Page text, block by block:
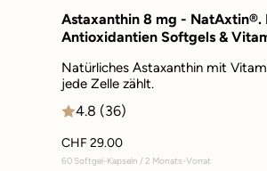
Astaxanthin 8 mg - NatAxtin®.
Antioxidantien Softgels &
Natürliches Astaxanthin mit
jede Zelle zählt.
4.8 (36)
CHF 29.00
60 Softgel-Kapseln / 2 Monats-Vorrat